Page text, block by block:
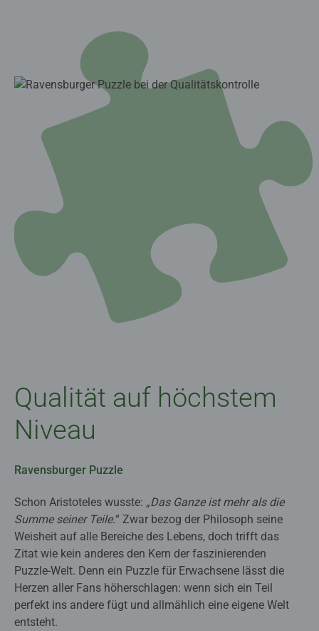
Qualität auf höchstem
Niveau
Ravensburger Puzzle
Schon Aristoteles wusste: „Das Ganze ist mehr als die
Summe seiner Teile.“ Zwar bezog der Philosoph seine
Weisheit auf alle Bereiche des Lebens, doch trifft das
Zitat wie kein anderes den Kern der faszinierenden
Puzzle-Welt. Denn ein Puzzle für Erwachsene lässt die
Herzen aller Fans höherschlagen: wenn sich ein Teil
perfekt ins andere fügt und allmählich eine eigene Welt
entsteht.